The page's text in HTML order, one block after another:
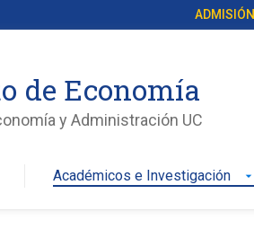
ADMISIÓN
de Economía
y Administración UC
Académicos e Investigación arrow_drop_down